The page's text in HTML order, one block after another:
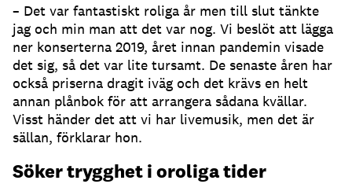
– Det var fantastiskt roliga år men till slut tänkte
jag och min man att det var nog. Vi beslöt att lägga
ner konserterna 2019, året innan pandemin visade
det sig, så det var lite tursamt. De senaste åren har
också priserna dragit iväg och det krävs en helt
annan plånbok för att arrangera sådana kvällar.
Visst händer det att vi har livemusik, men det är
sällan, förklarar hon.
Söker trygghet i oroliga tider